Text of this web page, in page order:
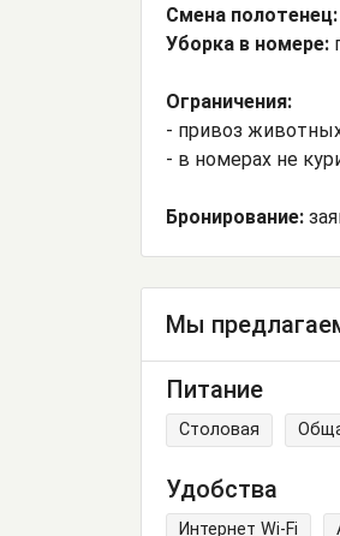
Смена полотенец:
Уборка в номере:
Ограничения:
- привоз
- в номерах не
Бронирование:
Мы
Питание
Столовая
Удобства
Интернет Wi-Fi